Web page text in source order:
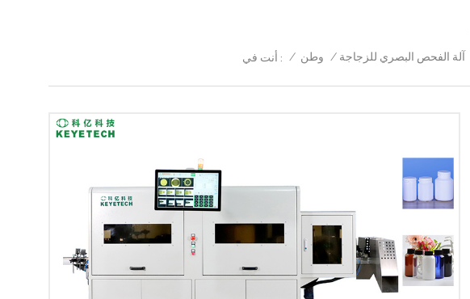
أنت في : / وطن / آلة الفحص البصري للزجاجة